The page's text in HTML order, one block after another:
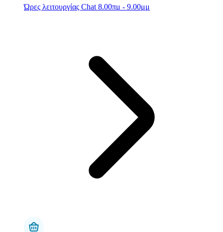
Ώρες λειτουργίας Chat 8.00πμ - 9.00μμ